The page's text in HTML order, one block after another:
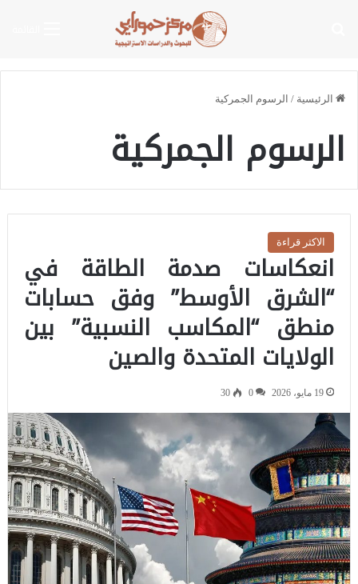
الرئيسية / الرسوم الجمركية
الرسوم الجمركية
الاكثر قراءة
انعكاسات صدمة الطاقة في
“الشرق الأوسط” وفق حسابات
منطق “المكاسب النسبية” بين
الولايات المتحدة والصين
19 مايو، 2026 0
30